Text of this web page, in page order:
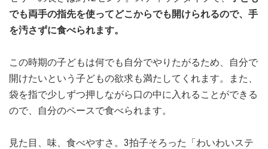
でも両手の指先を使ってどこからでも開けられるので、手
を汚さずに食べられます。
この時期の子どもは何でも自分でやりたがるため、自分で
開けたいという子どもの欲求も満たしてくれます。また、
袋を指で少しずつ押しながら口の中に入れることができる
ので、自分のペースで食べられます。
見た目、味、食べやすさ。3拍子そろった「わいわいステ